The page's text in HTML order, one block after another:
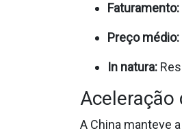
Faturamento:
Preço médio:
In natura:
Aceleração
A China manteve